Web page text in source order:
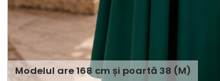
Modelul are168 cm și poartă38 (M)